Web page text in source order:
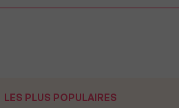
LES PLUS POPULAIRES